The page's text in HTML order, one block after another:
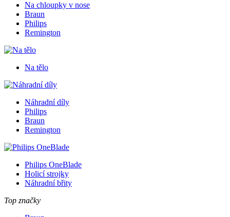
Na chloupky v nose
Braun
Philips
Remington
Na tělo
Náhradní díly
Philips
Braun
Remington
Philips OneBlade
Holicí strojky
Náhradní břity
Top značky